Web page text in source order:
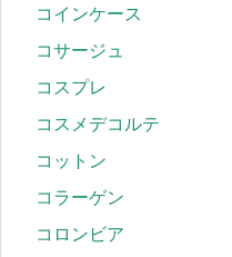
コインケース
コサージュ
コスプレ
コスメデコルテ
コットン
コラーゲン
コロンビア